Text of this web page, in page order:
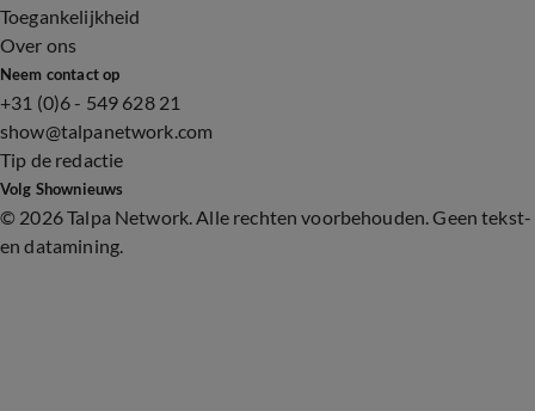
Toegankelijkheid
Over ons
Neem contact op
+31 (0)6 - 549 628 21
show@talpanetwork.com
Tip de redactie
Volg Shownieuws
© 2026 Talpa Network. Alle rechten voorbehouden. Geen tekst-
en datamining.